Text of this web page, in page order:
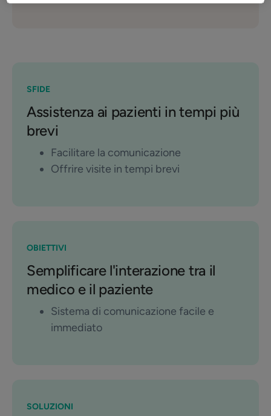
SFIDE
Assistenza ai pazienti in tempi più
brevi
Facilitare la comunicazione
Offrire visite in tempi brevi
OBIETTIVI
Semplificare l'interazione tra il
medico e il paziente
Sistema di comunicazione facile e
immediato
SOLUZIONI